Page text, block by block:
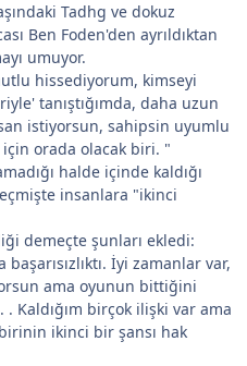
Tadhg ve dokuz
Ben Foden'den ayrıldıktan
umuyor.
hissediyorum, kimseyi
tanıştığımda, daha uzun
istiyorsun, sahipsin uyumlu
orada olacak biri. "
halde içinde kaldığı
insanlara "ikinci
demeçte şunları ekledi:
İyi zamanlar var,
ama oyunun bittiğini
Kaldığım birçok ilişki var ama
ikinci bir şansı hak